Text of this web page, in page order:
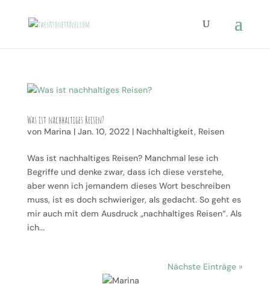
Was ist nachhaltiges Reisen?
von Marina | Jan. 10, 2022| Nachhaltigkeit, Reisen
Was ist nachhaltiges Reisen? Manchmal lese ich
Begriffe und denke zwar, dass ich diese verstehe,
aber wenn ich jemandem dieses Wort beschreiben
muss, ist es doch schwieriger, als gedacht. So geht es
mir auch mit dem Ausdruck „nachhaltiges Reisen“. Als
ich...
Nächste Einträge »